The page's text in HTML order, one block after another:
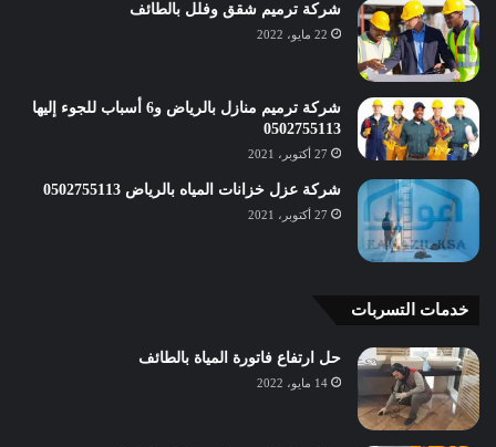
شركة ترميم شقق وفلل بالطائف
22 مايو، 2022
شركة ترميم منازل بالرياض و6 أسباب للجوء إليها
0502755113
27 أكتوبر، 2021
شركة عزل خزانات المياه بالرياض 0502755113
27 أكتوبر، 2021
خدمات التسربات
حل ارتفاع فاتورة المياة بالطائف
14 مايو، 2022